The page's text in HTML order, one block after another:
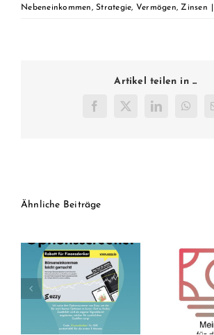
Nebeneinkommen,Strategie, Vermögen,Zinsen
Artikel teilen in ...
FacebookTwitterLinkedIn
Ähnliche Beiträge
Aktien auf Kredit?
15.000€ Kredit für
Optionshandel
(Ende –
Entwicklung nach 5